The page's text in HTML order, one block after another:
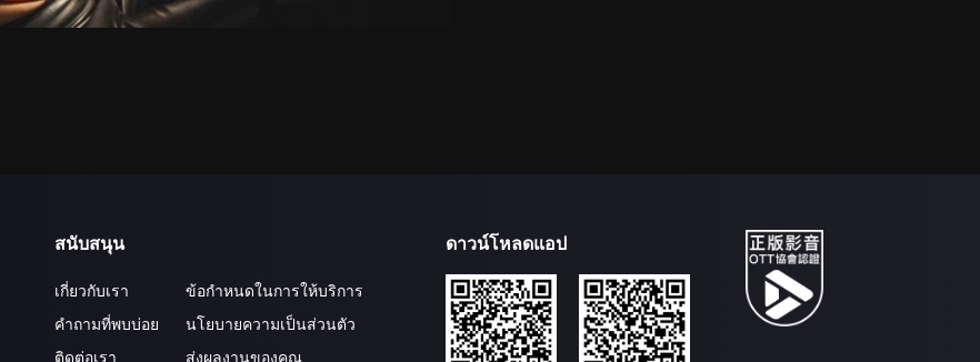
สนับสนุน
เกี่ยวกับเรา
คำถามที่พบบ่อย
ติดต่อเรา
ข้อกำหนดในการให้บริการ
นโยบายความเป็นส่วนตัว
ส่งผลงานของคุณ
ดาวน์โหลดแอป